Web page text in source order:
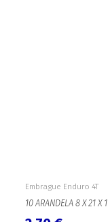
Embrague Enduro 4T
10 ARANDELA 8 X 21 X 1